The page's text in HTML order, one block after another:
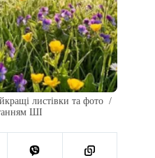
листівки та фото /
ШІ